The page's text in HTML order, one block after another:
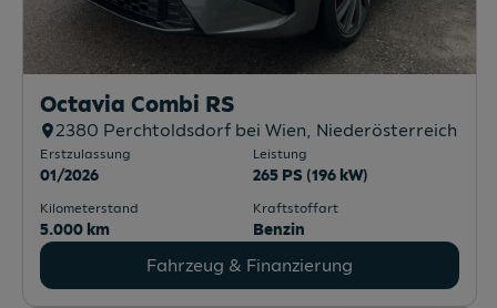
Octavia Combi RS
2380 Perchtoldsdorf bei Wien, Niederösterreich
Erstzulassung
01/2026
Leistung
265 PS (196 kW)
Kilometerstand
5.000 km
Kraftstoffart
Benzin
Fahrzeug & Finanzierung